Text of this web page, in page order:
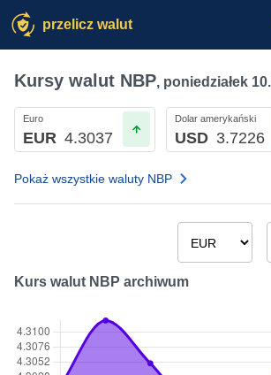
przelicz walut
Kursy walut NBP, poniedziałek
Euro
EUR 4.3037
Dolar amerykański
USD 3.7226
Pokaż wszystkie waluty NBP
Kurs walut NBP archiwum